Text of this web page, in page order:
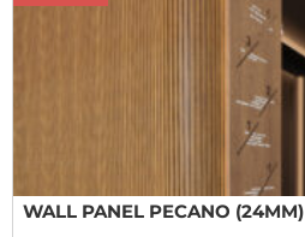
WALL PANEL PECANO (24MM)